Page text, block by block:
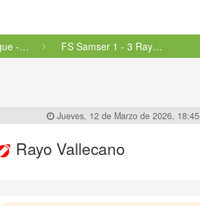
Conference League - Fase final FS Samser 1 - 3 Rayo Vallecano
Jueves, 12 de Marzo de 2026, 18:45
Rayo Vallecano